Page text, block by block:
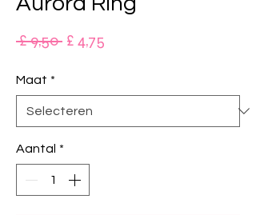
£ 9,50 Normale
£ 4,75
Maat *
Aantal *